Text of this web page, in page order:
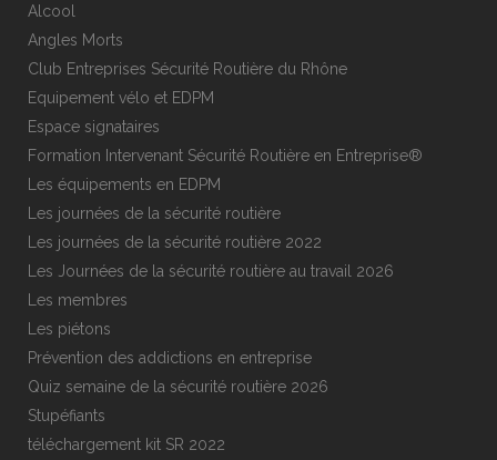
Alcool
Angles Morts
Club Entreprises Sécurité Routière du Rhône
Equipement vélo et EDPM
Espace signataires
Formation Intervenant Sécurité Routière en Entreprise®
Les équipements en EDPM
Les journées de la sécurité routière
Les journées de la sécurité routière 2022
Les Journées de la sécurité routière au travail 2026
Les membres
Les piétons
Prévention des addictions en entreprise
Quiz semaine de la sécurité routière 2026
Stupéfiants
téléchargement kit SR 2022